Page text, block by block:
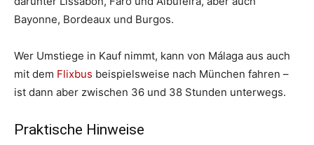
Bayonne, Bordeaux und Burgos.
Wer Umstiege in Kauf nimmt, kann von Málaga aus auch
mit dem Flixbus beispielsweise nach München fahren –
ist dann aber zwischen 36 und 38 Stunden unterwegs.
Praktische Hinweise